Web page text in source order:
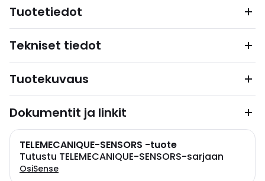
Tuotetiedot
Tekniset tiedot
Tuotekuvaus
Dokumentit ja linkit
TELEMECANIQUE-SENSORS -tuote
Tutustu TELEMECANIQUE-SENSORS-sarjaan
OsiSense